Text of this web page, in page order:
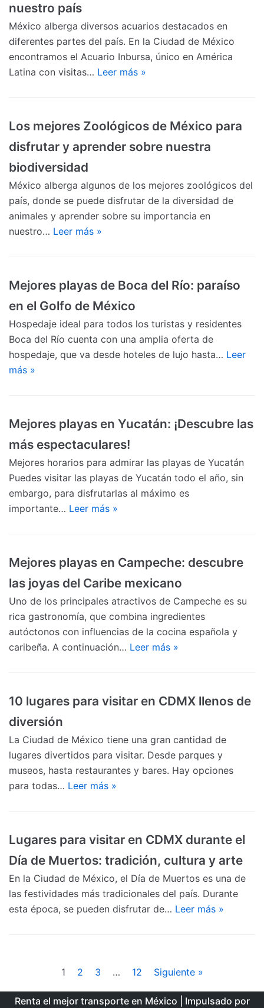
nuestro país
México alberga diversos acuarios destacados en
diferentes partes del país. En la Ciudad de México
encontramos el Acuario Inbursa, único en América
Latina con visitas… Leer más »
Los mejores Zoológicos de México para
disfrutar y aprender sobre nuestra
biodiversidad
México alberga algunos de los mejores zoológicos del
país, donde se puede disfrutar de la diversidad de
animales y aprender sobre su importancia en
nuestro… Leer más »
Mejores playas de Boca del Río: paraíso
en el Golfo de México
Hospedaje ideal para todos los turistas y residentes
Boca del Río cuenta con una amplia oferta de
hospedaje, que va desde hoteles de lujo hasta… Leer
más »
Mejores playas en Yucatán: ¡Descubre las
más espectaculares!
Mejores horarios para admirar las playas de Yucatán
Puedes visitar las playas de Yucatán todo el año, sin
embargo, para disfrutarlas al máximo es
importante… Leer más »
Mejores playas en Campeche: descubre
las joyas del Caribe mexicano
Uno de los principales atractivos de Campeche es su
rica gastronomía, que combina ingredientes
autóctonos con influencias de la cocina española y
caribeña. A continuación… Leer más »
10 lugares para visitar en CDMX llenos de
diversión
La Ciudad de México tiene una gran cantidad de
lugares divertidos para visitar. Desde parques y
museos, hasta restaurantes y bares. Hay opciones
para todas… Leer más »
Lugares para visitar en CDMX durante el
Día de Muertos: tradición, cultura y arte
En la Ciudad de México, el Día de Muertos es una de
las festividades más tradicionales del país. Durante
esta época, se pueden disfrutar de… Leer más »
1 2 3 … 12 Siguiente »
Renta el mejor transporte en México | Impulsado por